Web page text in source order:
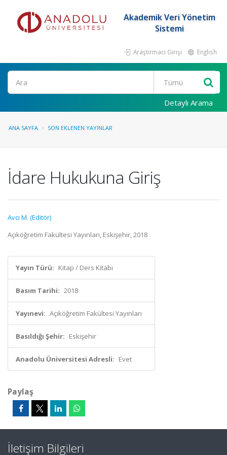
Akademik Veri Yönetim
Sistemi
Araştırmacı Girişi English
Ara
Detaylı Arama
ANA SAYFA SON EKLENEN YAYINLAR
İdare Hukukuna Giriş
Avcı M. (Editör)
Açıköğretim Fakültesi Yayınları, Eskişehir, 2018
Yayın Türü: Kitap / Ders Kitabı
Basım Tarihi: 2018
Yayınevi: Açıköğretim Fakültesi Yayınları
Basıldığı Şehir: Eskişehir
Anadolu Üniversitesi Adresli: Evet
Paylaş
İletişim Bilgileri